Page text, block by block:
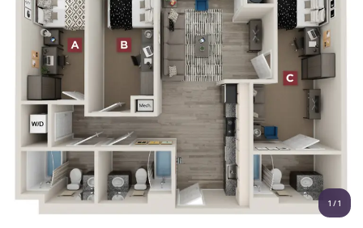
Sedi
Altro
Account Lingua
English (GB)
Seleziona un paese
English (US)
Chinese Español
Català Deutsch
Italian French
Portuguese
1 /1